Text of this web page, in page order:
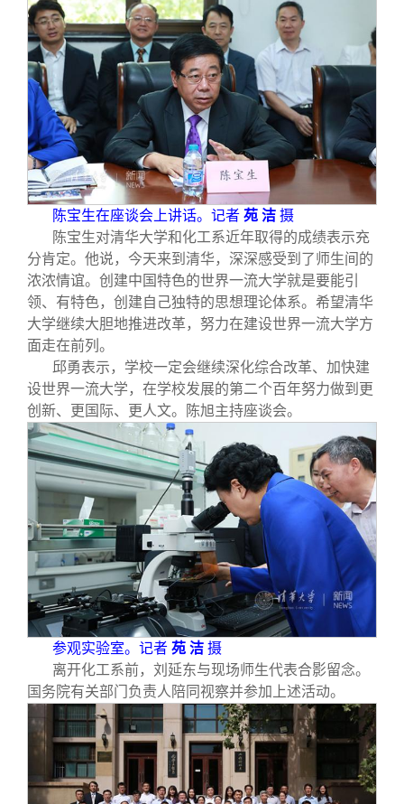
陈宝生在座谈会上讲话。记者 苑 洁 摄
陈宝生对清华大学和化工系近年取得的成绩表示充
分肯定。他说，今天来到清华，深深感受到了师生间的
浓浓情谊。创建中国特色的世界一流大学就是要能引
领、有特色，创建自己独特的思想理论体系。希望清华
大学继续大胆地推进改革，努力在建设世界一流大学方
面走在前列。
邱勇表示，学校一定会继续深化综合改革、加快建
设世界一流大学，在学校发展的第二个百年努力做到更
创新、更国际、更人文。陈旭主持座谈会。
参观实验室。记者 苑 洁 摄
离开化工系前，刘延东与现场师生代表合影留念。
国务院有关部门负责人陪同视察并参加上述活动。